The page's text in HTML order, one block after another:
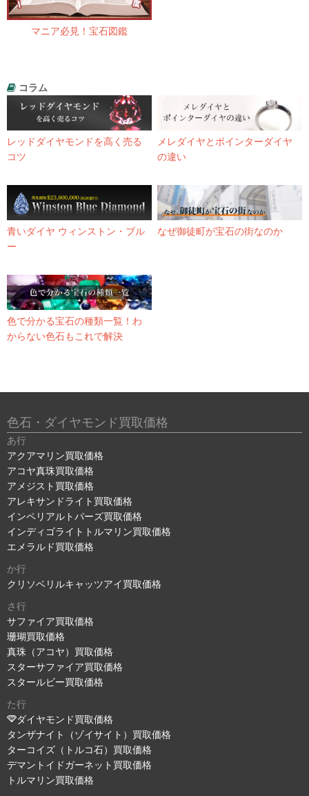
マニア必見！宝石図鑑
コラム
レッドダイヤモンドを高く売る
コツ
メレダイヤとポインターダイヤ
の違い
青いダイヤ ウィンストン・ブル
ー
なぜ御徒町が宝石の街なのか
色で分かる宝石の種類一覧！わ
からない色石もこれで解決
色石・ダイヤモンド買取価格
あ行
アクアマリン買取価格
アコヤ真珠買取価格
アメジスト買取価格
アレキサンドライト買取価格
インペリアルトパーズ買取価格
インディゴライトトルマリン買取価格
エメラルド買取価格
か行
クリソベリルキャッツアイ買取価格
さ行
サファイア買取価格
珊瑚買取価格
真珠（アコヤ）買取価格
スターサファイア買取価格
スタールビー買取価格
た行
ダイヤモンド買取価格
タンザナイト（ゾイサイト）買取価格
ターコイズ（トルコ石）買取価格
デマントイドガーネット買取価格
トルマリン買取価格